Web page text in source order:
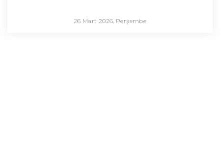
26 Mart 2026, Perşembe